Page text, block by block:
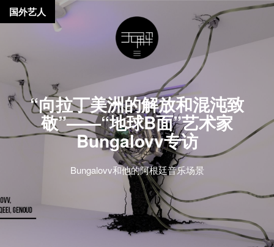
“向拉丁美洲的解放和混沌致
敬”——“地球B面”艺术家
Bungalovv专访
Bungalovv和他的阿根廷音乐场景
国外艺人